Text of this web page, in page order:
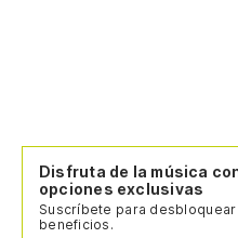
Disfruta de la música
opciones exclusivas
Suscríbete para desbloquear
beneficios.